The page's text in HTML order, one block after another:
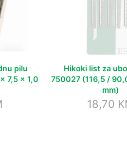
pilu
7,5 x 1,0
Hikoki list za
750027 (116,5 /
mm)
18,70